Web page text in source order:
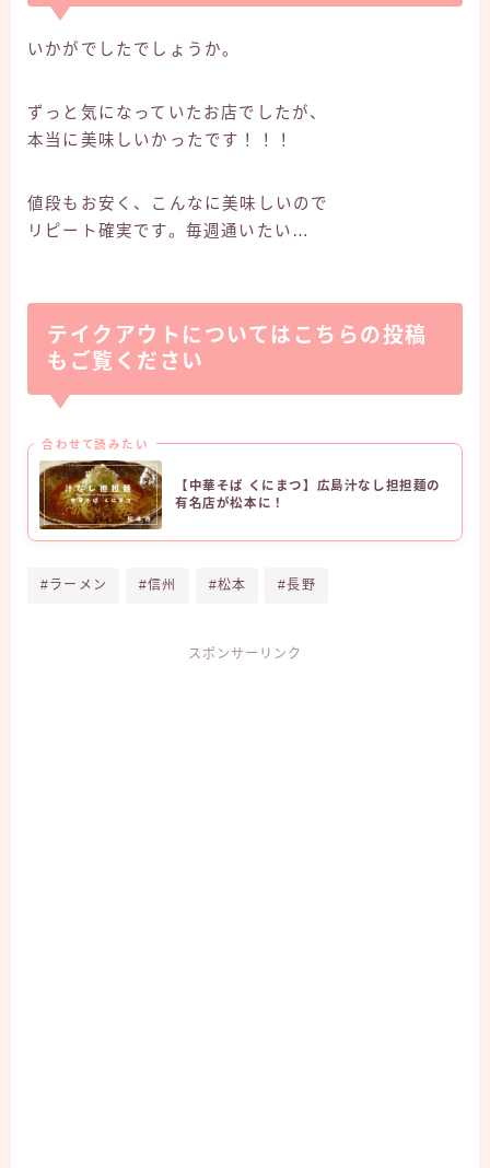
いかがでしたでしょうか。
ずっと気になっていたお店でしたが、
本当に美味しいかったです！！！
値段もお安く、こんなに美味しいので
リピート確実です。毎週通いたい…
テイクアウトについてはこちらの投稿
もご覧ください
合わせて読みたい
【中華そば くにまつ】広島汁なし担担麺の
有名店が松本に！
#ラーメン #信州 #松本 #長野
スポンサーリンク